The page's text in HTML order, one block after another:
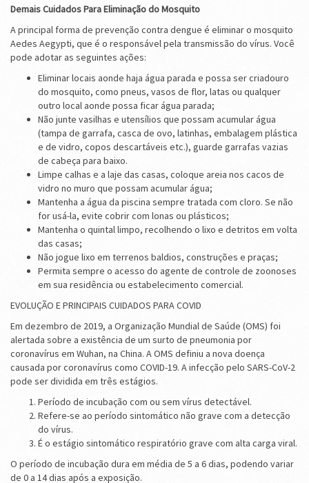
Demais Cuidados Para Eliminação do Mosquito
A principal forma de prevenção contra dengue é eliminar o mosquito
Aedes Aegypti, que é o responsável pela transmissão do vírus. Você
pode adotar as seguintes ações:
Eliminar locais aonde haja água parada e possa ser criadouro
do mosquito, como pneus, vasos de flor, latas ou qualquer
outro local aonde possa ficar água parada;
Não junte vasilhas e utensílios que possam acumular água
(tampa de garrafa, casca de ovo, latinhas, embalagem plástica
e de vidro, copos descartáveis etc.), guarde garrafas vazias
de cabeça para baixo.
Limpe calhas e a laje das casas, coloque areia nos cacos de
vidro no muro que possam acumular água;
Mantenha a água da piscina sempre tratada com cloro. Se não
for usá-la, evite cobrir com lonas ou plásticos;
Mantenha o quintal limpo, recolhendo o lixo e detritos em volta
das casas;
Não jogue lixo em terrenos baldios, construções e praças;
Permita sempre o acesso do agente de controle de zoonoses
em sua residência ou estabelecimento comercial.
EVOLUÇÃO E PRINCIPAIS CUIDADOS PARA COVID
Em dezembro de 2019, a Organização Mundial de Saúde (OMS) foi
alertada sobre a existência de um surto de pneumonia por
coronavírus em Wuhan, na China. A OMS definiu a nova doença
causada por coronavírus como COVID-19. A infecção pelo SARS-CoV-2
pode ser dividida em três estágios.
Período de incubação com ou sem vírus detectável.
Refere-se ao período sintomático não grave com a detecção
do vírus.
É o estágio sintomático respiratório grave com alta carga viral.
O período de incubação dura em média de 5 a 6 dias, podendo variar
de 0 a 14 dias após a exposição.